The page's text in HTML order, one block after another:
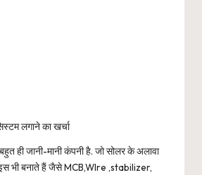
लगाने का खर्चा
ही जानी-मानी कंपनी है. जो सोलर के अलावा
भी बनाते हैं जैसे MCB,WIre ,stabilizer,